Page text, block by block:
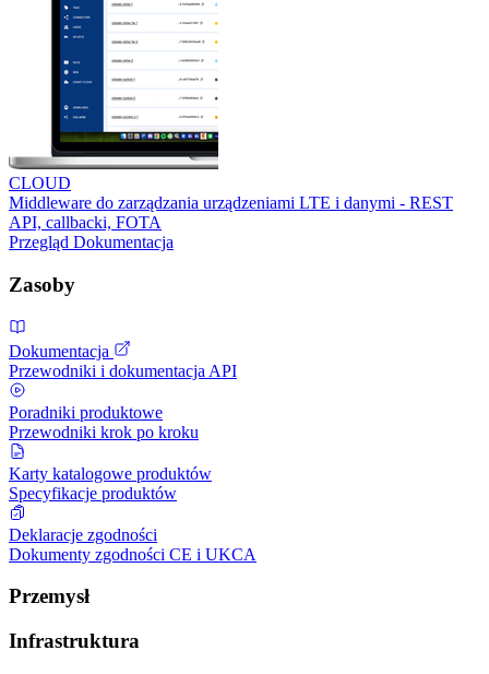
CLOUD
Middleware do zarządzania urządzeniami LTE i danymi - REST
API, callbacki, FOTA
Przegląd Dokumentacja
Zasoby
Dokumentacja
Przewodniki i dokumentacja API
Poradniki produktowe
Przewodniki krok po kroku
Karty katalogowe produktów
Specyfikacje produktów
Deklaracje zgodności
Dokumenty zgodności CE i UKCA
Przemysł
Infrastruktura